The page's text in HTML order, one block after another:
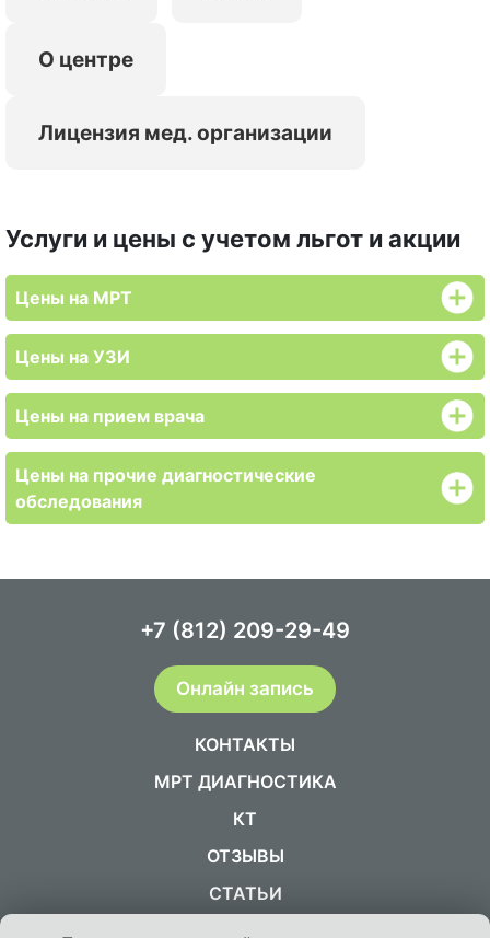
О центре
Лицензия мед. организации
Услуги и цены с учетом льгот и акции
Цены на МРТ
Цены на УЗИ
Цены на прием врача
Цены на прочие диагностические
обследования
КОНТАКТЫ
МРТ ДИАГНОСТИКА
КТ
ОТЗЫВЫ
СТАТЬИ
+7 (812) 209-29-49
Онлайн запись